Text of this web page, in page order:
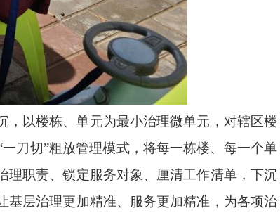
以楼栋、单元为最小治理微单元，对辖区楼
刀切”粗放管理模式，将每一栋楼、每一个单
理职责、锁定服务对象、厘清工作清单，下沉
基层治理更加精准、服务更加精准，为各项治